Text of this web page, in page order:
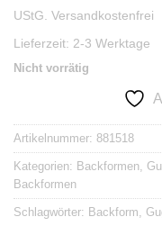
UStG. Versandkostenfrei
Lieferzeit: 2-3 Werktage
Nicht vorrätig
Artikelnummer: 881518
Kategorien: Backformen
Backformen
Schlagwörter: Backform